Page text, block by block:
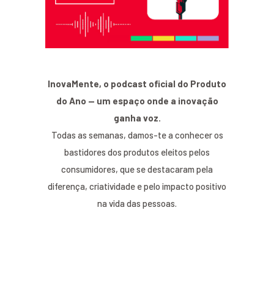
InovaMente, o podcast oficial do Produto
do Ano — um espaço onde a inovação
ganha voz.
Todas as semanas, damos-te a conhecer os
bastidores dos produtos eleitos pelos
consumidores, que se destacaram pela
diferença, criatividade e pelo impacto positivo
na vida das pessoas.